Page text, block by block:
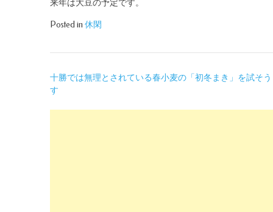
来年は大豆の予定です。
Posted in 休閑
投
稿
ナ
十勝では無理とされている春小麦の「初冬まき」を試そ
す